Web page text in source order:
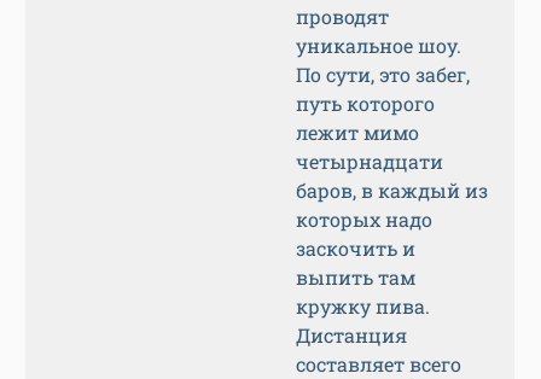
проводят
уникальное шоу.
По сути, это забег,
путь которого
лежит мимо
четырнадцати
баров, в каждый из
которых надо
заскочить и
выпить там
кружку пива.
Дистанция
составляет всего